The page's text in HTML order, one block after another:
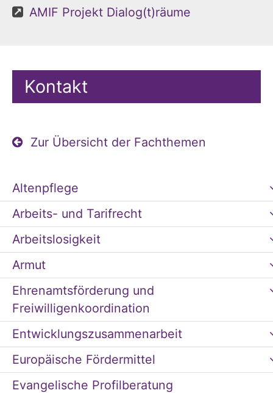
AMIF Projekt Dialog(t)räume
Kontakt
Zur Übersicht der Fachthemen
Altenpflege
Arbeits- und Tarifrecht
Arbeitslosigkeit
Armut
Ehrenamtsförderung und
Freiwilligenkoordination
Entwicklungszusammenarbeit
Europäische Fördermittel
Evangelische Profilberatung